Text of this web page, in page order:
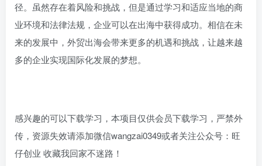
径。虽然存在着风险和挑战，但是通过学习和适应当地的商
业环境和法律法规，企业可以在出海中获得成功。相信在未
来的发展中，外贸出海会带来更多的机遇和挑战，让越来越
多的企业实现国际化发展的梦想。
感兴趣的可以下载学习，本项目仅供会员下载学习，严禁外
传，资源失效请添加微信wangzai0349或者关注公众号：旺
仔创业 收藏我回家不迷路！